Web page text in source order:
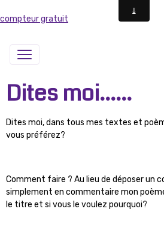
compteur gratuit
Dites moi......
Dites moi, dans tous mes textes et
vous préférez?
Comment faire ? Au lieu de déposer un
simplement en commentaire mon
le titre et si vous le voulez pourquoi?